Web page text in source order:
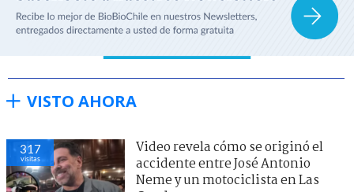
VISTO AHORA
317
visitas
Video revela cómo se originó el
accidente entre José Antonio
Neme y un motociclista en Las